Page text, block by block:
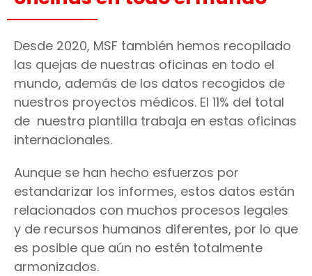
Desde 2020, MSF también hemos recopilado
las quejas de nuestras oficinas en todo el
mundo, además de los datos recogidos de
nuestros proyectos médicos. El 11% del total
de nuestra plantilla trabaja en estas oficinas
internacionales.
Aunque se han hecho esfuerzos por
estandarizar los informes, estos datos están
relacionados con muchos procesos legales
y de recursos humanos diferentes, por lo que
es posible que aún no estén totalmente
armonizados.